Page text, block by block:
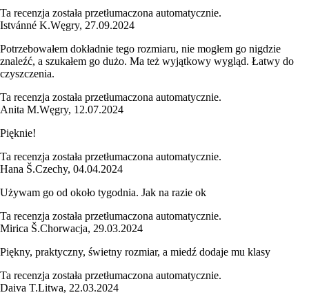
Ta recenzja została przetłumaczona automatycznie.
Istvánné K.Węgry, 27.09.2024
Potrzebowałem dokładnie tego rozmiaru, nie mogłem go nigdzie
znaleźć, a szukałem go dużo. Ma też wyjątkowy wygląd. Łatwy do
czyszczenia.
Ta recenzja została przetłumaczona automatycznie.
Anita M.Węgry, 12.07.2024
Pięknie!
Ta recenzja została przetłumaczona automatycznie.
Hana Š.Czechy, 04.04.2024
Używam go od około tygodnia. Jak na razie ok
Ta recenzja została przetłumaczona automatycznie.
Mirica Š.Chorwacja, 29.03.2024
Piękny, praktyczny, świetny rozmiar, a miedź dodaje mu klasy
Ta recenzja została przetłumaczona automatycznie.
Daiva T.Litwa, 22.03.2024